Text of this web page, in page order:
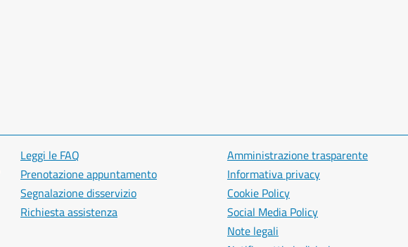
Leggi le FAQ
Prenotazione appuntamento
Segnalazione disservizio
Richiesta assistenza
Amministrazione trasparente
Informativa privacy
Cookie Policy
Social Media Policy
Note legali